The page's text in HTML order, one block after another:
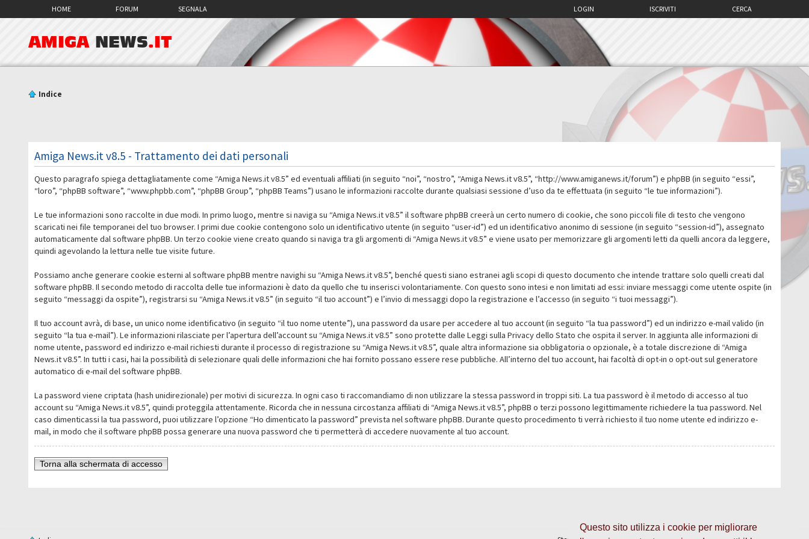
Questo sito utilizza i cookie per migliorare
HOME FORUM SEGNALA CERCA
ISCRIVITI
LOGIN
AMIGA NEWS.IT
Indice
Amiga News.it v8.5 - Trattamento dei dati personali
Questo paragrafo spiega dettagliatamente come “Amiga News.it v8.5” ed eventuali affiliati (in seguito “noi”, “nostro”, “Amiga News.it v8.5”, “http://www.amiganews.it/forum”) e phpBB (in seguito “essi”,
“loro”, “phpBB software”, “www.phpbb.com”, “phpBB Group”, “phpBB Teams”) usano le informazioni raccolte durante qualsiasi sessione d’uso da te effettuata (in seguito “le tue informazioni”).
Le tue informazioni sono raccolte in due modi. In primo luogo, mentre si naviga su “Amiga News.it v8.5” il software phpBB creerà un certo numero di cookie, che sono piccoli file di testo che vengono
scaricati nei file temporanei del tuo browser. I primi due cookie contengono solo un identificativo utente (in seguito “user-id”) ed un identificativo anonimo di sessione (in seguito “session-id”), assegnato
automaticamente dal software phpBB. Un terzo cookie viene creato quando si naviga tra gli argomenti di “Amiga News.it v8.5” e viene usato per memorizzare gli argomenti letti da quelli ancora da leggere,
quindi agevolando la lettura nelle tue visite future.
Possiamo anche generare cookie esterni al software phpBB mentre navighi su “Amiga News.it v8.5”, benché questi siano estranei agli scopi di questo documento che intende trattare solo quelli creati dal
software phpBB. Il secondo metodo di raccolta delle tue informazioni è dato da quello che tu inserisci volontariamente. Con questo sono intesi e non limitati ad essi: inviare messaggi come utente ospite (in
seguito “messaggi da ospite”), registrarsi su “Amiga News.it v8.5” (in seguito “il tuo account”) e l’invio di messaggi dopo la registrazione e l’accesso (in seguito “i tuoi messaggi”).
Il tuo account avrà, di base, un unico nome identificativo (in seguito “il tuo nome utente”), una password da usare per accedere al tuo account (in seguito “la tua password”) ed un indirizzo e-mail valido (in
seguito “la tua e-mail”). Le informazioni rilasciate per l’apertura dell’account su “Amiga News.it v8.5” sono protette dalle Leggi sulla Privacy dello Stato che ospita il server. In aggiunta alle informazioni di
nome utente, password ed indirizzo e-mail richiesti durante il processo di registrazione su “Amiga News.it v8.5”, quale altra informazione sia obbligatoria o opzionale, è a totale discrezione di “Amiga
News.it v8.5”. In tutti i casi, hai la possibilità di selezionare quali delle informazioni che hai fornito possano essere rese pubbliche. All’interno del tuo account, hai facoltà di opt-in o opt-out sul generatore
automatico di e-mail del software phpBB.
La password viene criptata (hash unidirezionale) per motivi di sicurezza. In ogni caso ti raccomandiamo di non utilizzare la stessa password in troppi siti. La tua password è il metodo di accesso al tuo
account su “Amiga News.it v8.5”, quindi proteggila attentamente. Ricorda che in nessuna circostanza affiliati di “Amiga News.it v8.5”, phpBB o terzi possono legittimamente richiedere la tua password. Nel
caso dimenticassi la tua password, puoi utilizzare l’opzione “Ho dimenticato la password” prevista nel software phpBB. Durante questo procedimento ti verrà richiesto il tuo nome utente ed indirizzo e-
mail, in modo che il software phpBB possa generare una nuova password che ti permetterà di accedere nuovamente al tuo account.
Torna alla schermata di accesso